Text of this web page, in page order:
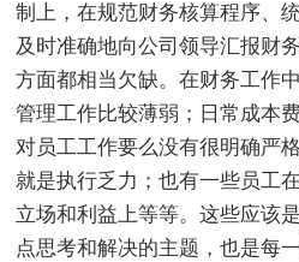
制上，在规范财务核算程序、
及时准确地向公司领导汇报财
方面都相当欠缺。在财务工作
管理工作比较薄弱；日常成本
对员工工作要么没有很明确严
就是执行乏力；也有一些员工
立场和利益上等等。这些应该
点思考和解决的主题，也是每